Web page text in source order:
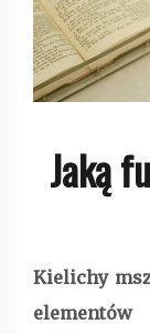
Jaką
Kielichy